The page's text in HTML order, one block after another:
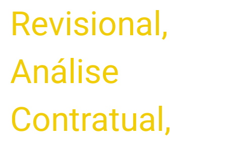
Revisional ,
Análise
Contratual ,